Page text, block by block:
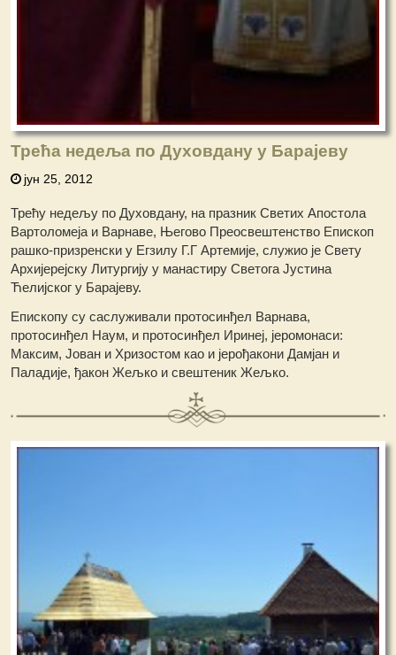
Трећа недеља по Духовдану у Барајеву
јун 25, 2012
Трећу недељу по Духовдану, на празник Светих Апостола
Вартоломеја и Варнаве, Његово Преосвештенство Епископ
рашко-призренски у Егзилу Г.Г Артемије, служио је Свету
Архијерејску Литургију у манастиру Светога Јустина
Ћелијског у Барајеву.
Епископу су саслуживали протосинђел Варнава,
протосинђел Наум, и протосинђел Иринеј, јеромонаси:
Максим, Јован и Хризостом као и јерођакони Дамјан и
Паладије, ђакон Жељко и свештеник Жељко.